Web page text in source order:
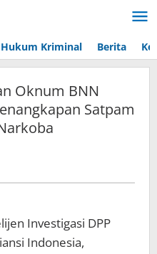
Hukum Kriminal Berita
Oknum BNN
Satpam
Investigasi DPP
Indonesia,